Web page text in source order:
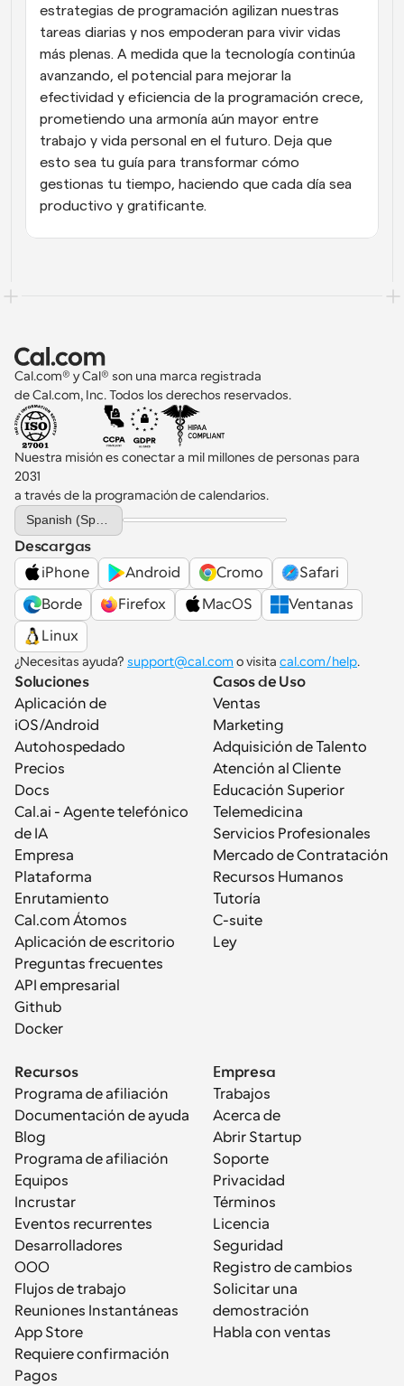
estrategias de programación agilizan nuestras
tareas diarias y nos empoderan para vivir vidas
más plenas. A medida que la tecnología continúa
avanzando, el potencial para mejorar la
efectividad y eficiencia de la programación crece,
prometiendo una armonía aún mayor entre
trabajo y vida personal en el futuro. Deja que
esto sea tu guía para transformar cómo
gestionas tu tiempo, haciendo que cada día sea
productivo y gratificante.
Cal.com® y Cal® son una marca registrada
de Cal.com, Inc. Todos los derechos reservados.
Nuestra misión es conectar a mil millones de personas para
2031
a través de la programación de calendarios.
Select Language
Spanish (Spain)
Descargas
iPhone
Android Cromo
Safari
Borde
Firefox MacOS
Ventanas
Linux
¿Necesitas ayuda? support@cal.com o visita cal.com/help.
Soluciones
Aplicación de
iOS/Android
Autohospedado
Precios
Docs
Cal.ai - Agente telefónico
de IA
Empresa
Plataforma
Enrutamiento
Cal.com Átomos
Aplicación de escritorio
Preguntas frecuentes
API empresarial
Github
Docker
Casos de Uso
Ventas
Marketing
Adquisición de Talento
Atención al Cliente
Educación Superior
Telemedicina
Servicios Profesionales
Mercado de Contratación
Recursos Humanos
Tutoría
C-suite
Ley
Recursos
Programa de afiliación
Documentación de ayuda
Blog
Programa de afiliación
Equipos
Incrustar
Eventos recurrentes
Desarrolladores
OOO
Flujos de trabajo
Reuniones Instantáneas
App Store
Requiere confirmación
Pagos
Empresa
Trabajos
Acerca de
Abrir Startup
Soporte
Privacidad
Términos
Licencia
Seguridad
Registro de cambios
Solicitar una
demostración
Habla con ventas